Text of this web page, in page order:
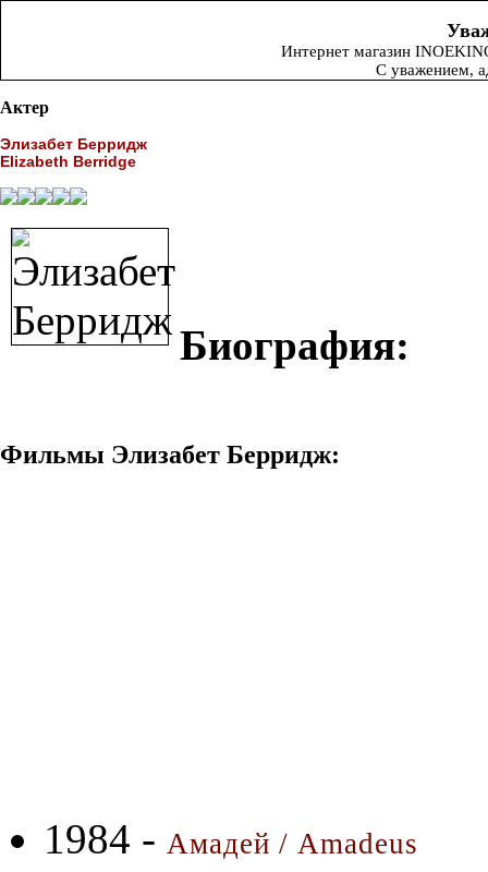
Интернет магазин
С уважением,
Актер
Элизабет Берридж
Elizabeth Berridge
Биография:
Фильмы Элизабет Берридж:
1984 - Амадей / Amadeus